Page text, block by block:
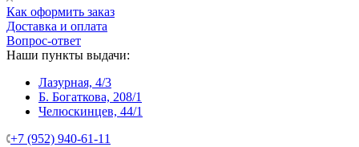
Как оформить заказ
Доставка и оплата
Вопрос-ответ
Наши пункты выдачи:
Лазурная, 4/3
Б. Богаткова, 208/1
Челюскинцев, 44/1
+7 (952) 940-61-11